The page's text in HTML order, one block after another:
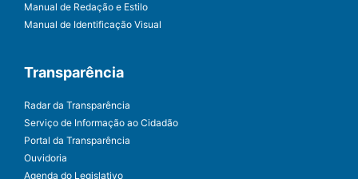
Manual de Redação e Estilo
Manual de Identificação Visual
Transparência
Radar da Transparência
Serviço de Informação ao Cidadão
Portal da Transparência
Ouvidoria
Agenda do Legislativo